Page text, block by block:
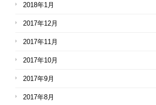
2018年1月
2017年12月
2017年11月
2017年10月
2017年9月
2017年8月